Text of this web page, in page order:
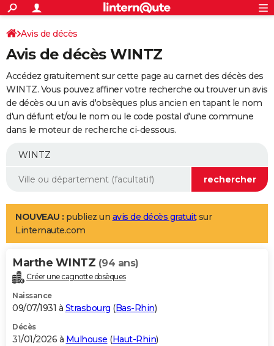
ACTUALITÉS
Politique
Société
Faits Divers
Education
Monde
Villes
+
SPORT
Coupe du monde 2026
Football
Tennis
Cyclisme
Rugby
Forum
Programme TV
TNT
Streaming
Cinéma
Sorties cinéma
Musique
+
FINANCE
Retraite
Impôts
Epargne
Immobilier
Risques naturels par ville
Banque
Assurance
Crédit
AUTO
Essais
Réserver un essai
Citadines
Berlines
SUV
Forum auto
+
Mobiles
Meilleur smartphone
Internet
Ordinateurs
Jeux vidéo
Guide high-tech
Aménagement intérieur
LIFESTYLE
Art de vivre
Bien-être
Loisirs
Mode
Modes de vie
Alimentation
Guide de la santé
Maladies
Médicaments
Sommeil
VOYAGE
Destinations
City break
Voyage nature
Voyage de noces
Forum
Climat
+PHOTO
GUIDES D'ACHAT
BONS PLANS
Avis de décès
Avis de décès WINTZ
Accédez gratuitement sur cette page au carnet des décès des
WINTZ. Vous pouvez affiner votre recherche ou trouver un avis
de décès ou un avis d'obsèques plus ancien en tapant le nom
d'un défunt et/ou le nom ou le code postal d'une commune
dans le moteur de recherche ci-dessous.
NOUVEAU : publiez un avis de décès gratuitsur
Linternaute.com
Marthe WINTZ (94 ans)
Créer une cagnotte obsèques
Naissance
09/07/1931 à Strasbourg (Bas-Rhin)
Décès
31/01/2026 à Mulhouse (Haut-Rhin)